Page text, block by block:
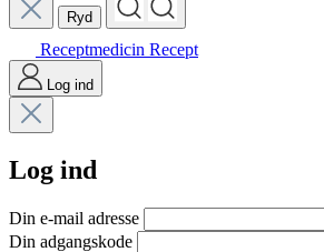
Ryd
Receptmedicin Recept
Log ind
Log ind
Din e-mail adresse
Din adgangskode